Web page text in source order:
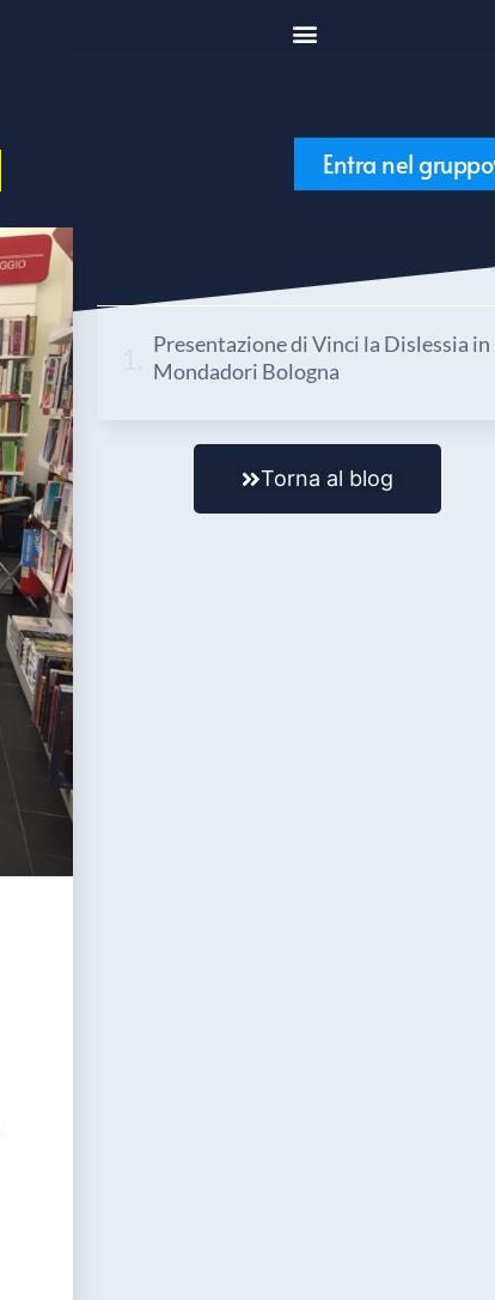
Entra nel gruppo
Presentazione di Vinci la Dislessia in
Mondadori Bologna
Torna al blog